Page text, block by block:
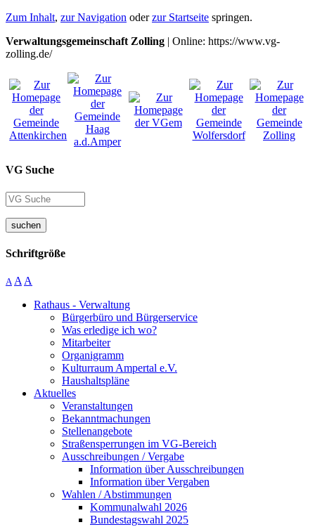
Zum Inhalt, zur Navigation oderzur Startseite springen.
Verwaltungsgemeinschaft Zolling | Online: https://www.vg-
zolling.de/
VG Suche
suchen
Schriftgröße
A A A
Rathaus - Verwaltung
Bürgerbüro und Bürgerservice
Was erledige ich wo?
Mitarbeiter
Organigramm
Kulturraum Ampertal e.V.
Haushaltspläne
Aktuelles
Veranstaltungen
Bekanntmachungen
Stellenangebote
Straßensperrungen im VG-Bereich
Ausschreibungen / Vergabe
Information über Ausschreibungen
Information über Vergaben
Wahlen / Abstimmungen
Kommunalwahl 2026
Bundestagswahl 2025